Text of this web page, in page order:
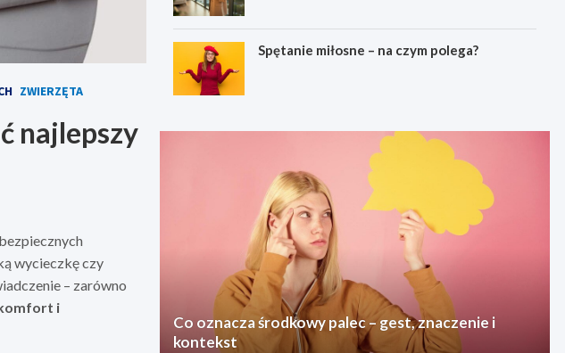
ZWIERZĘTA
najlepszy
wycieczkę czy
– zarówno
i
Spętanie miłosne – na czym polega?
Co oznacza środkowy palec – gest, znaczenie i
kontekst